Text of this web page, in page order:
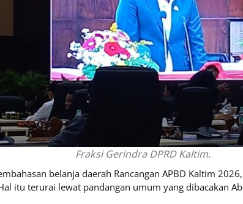
Fraksi Gerindra DPRD Kaltim.
belanja daerah Rancangan APBD Kaltim
itu terurai lewat pandangan umum yang dibacakan